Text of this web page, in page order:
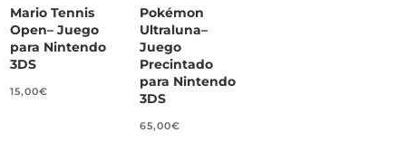
Mario Tennis
Open– Juego
para Nintendo
3DS
15,00€
Pokémon
Ultraluna–
Juego
Precintado
para Nintendo
3DS
65,00€